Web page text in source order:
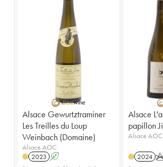
Alsace Gewurtztraminer
Les Treilles du Loup
Weinbach (Domaine)
Alsace AOC
2023 A
Alsace
papillon
Alsace AOC
2024